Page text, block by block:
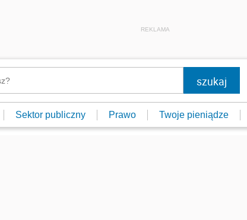
REKLAMA
Sektor publiczny Prawo Twoje pieniądze